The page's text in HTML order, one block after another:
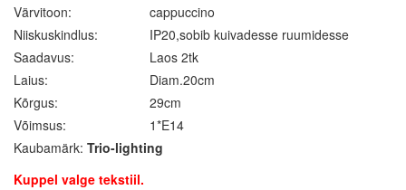
Värvitoon:
cappuccino
Niiskuskindlus:
IP20,sobib kuivadesse ruumidesse
Saadavus:
Laos 2tk
Laius:
Diam.20cm
Kõrgus:
29cm
Võimsus:
1*E14
Kaubamärk: Trio-lighting
Kuppel valge tekstiil.